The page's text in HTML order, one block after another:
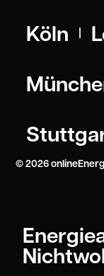
Köln
© 2026